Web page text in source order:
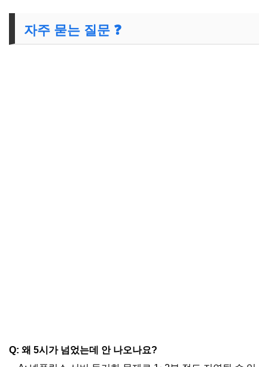
자주 묻는 질문 ❓
Q: 왜 5시가 넘었는데 안 나오나요?